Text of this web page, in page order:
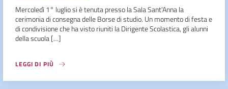
Mercoledì 1° luglio si è tenuta presso la Sala Sant’Anna la
cerimonia di consegna delle Borse di studio. Un momento di festa e
di condivisione che ha visto riuniti la Dirigente Scolastica, gli alunni
della scuola […]
LEGGI DI PIÙ